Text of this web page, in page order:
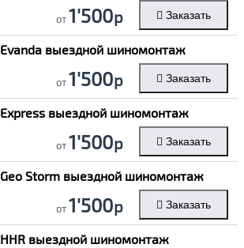
от1'500р Заказать
Evanda выездной шиномонтаж
от1'500р Заказать
Express выездной шиномонтаж
от1'500р Заказать
Geo Storm выездной шиномонтаж
от1'500р Заказать
HHR выездной шиномонтаж